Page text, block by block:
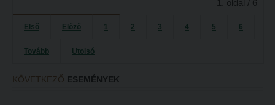
ESEMÉNYEK
Simonyi-verseny
Kérelmek – nyomtatványok
Tételsorok
Baleset-, munka- és tűzvédelmi megelőző ismeretek hallgatók részére
1. oldal / 6
Első Előző 1 2 3 4 5 6
Tovább Utolsó
KÖVETKEZŐ ESEMÉNYEK